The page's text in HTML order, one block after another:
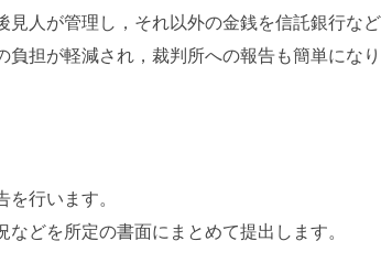
人が管理し，それ以外の金銭を信託銀行な
担が軽減され，裁判所への報告も簡単にな
行います。
どを所定の書面にまとめて提出します。